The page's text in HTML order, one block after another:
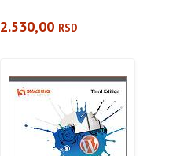
2.530,00 RSD